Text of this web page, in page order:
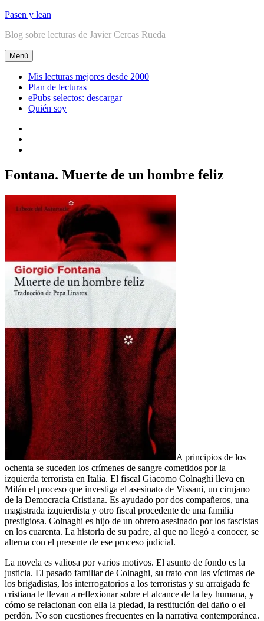
Ir
contenido
Pasen y lean
Blog sobre lecturas de Javier Cercas Rueda
Menú
Mis lecturas mejores desde 2000
Plan de lecturas
ePubs selectos: descargar
Quién soy
Fontana. Muerte de un hombre feliz
A principios de los
ochenta se suceden los crímenes de sangre cometidos por la
izquierda terrorista en Italia. El fiscal Giacomo Colnaghi lleva en
Milán el proceso que investiga el asesinato de Vissani, un cirujano
de la Democracia Cristiana. Es ayudado por dos compañeros, una
magistrada izquierdista y otro fiscal procedente de una familia
prestigiosa. Colnaghi es hijo de un obrero asesinado por los fascistas
en los cuarenta. La historia de su padre, al que no llegó a conocer, se
alterna con el presente de ese proceso judicial.
La novela es valiosa por varios motivos. El asunto de fondo es la
justicia. El pasado familiar de Colnaghi, su trato con las víctimas de
los brigadistas, los interrogatorios a los terroristas y su arraigada fe
cristiana le llevan a reflexionar sobre el alcance de la ley humana, y
cómo se relacionan con ella la piedad, la restitución del daño o el
perdón. No son cuestiones frecuentes en la narrativa contemporánea.